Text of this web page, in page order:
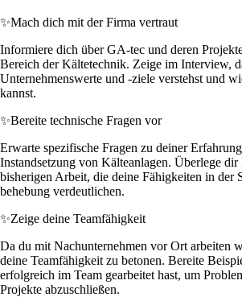
✨Mach dich mit der Firma vertraut
Informiere dich über GA-tec und deren
Bereich der Kältetechnik. Zeige im Interview,
Unternehmenswerte und -ziele verstehst und
kannst.
✨Bereite technische Fragen vor
Erwarte spezifische Fragen zu deiner
Instandsetzung von Kälteanlagen. Überlege dir
bisherigen Arbeit, die deine Fähigkeiten in der
behebung verdeutlichen.
✨Zeige deine Teamfähigkeit
Da du mit Nachunternehmen vor Ort arbeiten
deine Teamfähigkeit zu betonen. Bereite
erfolgreich im Team gearbeitet hast, um
Projekte abzuschließen.